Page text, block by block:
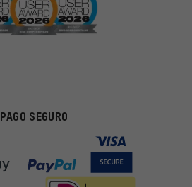
PAGO SEGURO